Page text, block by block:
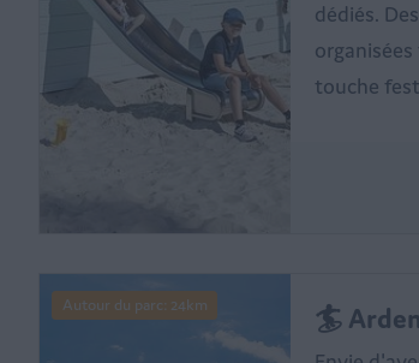
dédiés.
touche
Autour du parc: 24km 🏄